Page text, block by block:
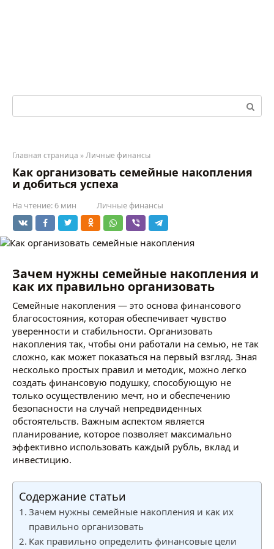
Поиск:
Главная страница »Личные финансы
Как организовать семейные накопления
и добиться успеха
На чтение:6 мин Личные финансы
Зачем нужны семейные накопления и
как их правильно организовать
Семейные накопления — это основа финансового
благосостояния, которая обеспечивает чувство
уверенности и стабильности. Организовать
накопления так, чтобы они работали на семью, не так
сложно, как может показаться на первый взгляд. Зная
несколько простых правил и методик, можно легко
создать финансовую подушку, способующую не
только осуществлению мечт, но и обеспечению
безопасности на случай непредвиденных
обстоятельств. Важным аспектом является
планирование, которое позволяет максимально
эффективно использовать каждый рубль, вклад и
инвестицию.
Содержание статьи
Зачем нужны семейные накопления и как их
правильно организовать
Как правильно определить финансовые цели